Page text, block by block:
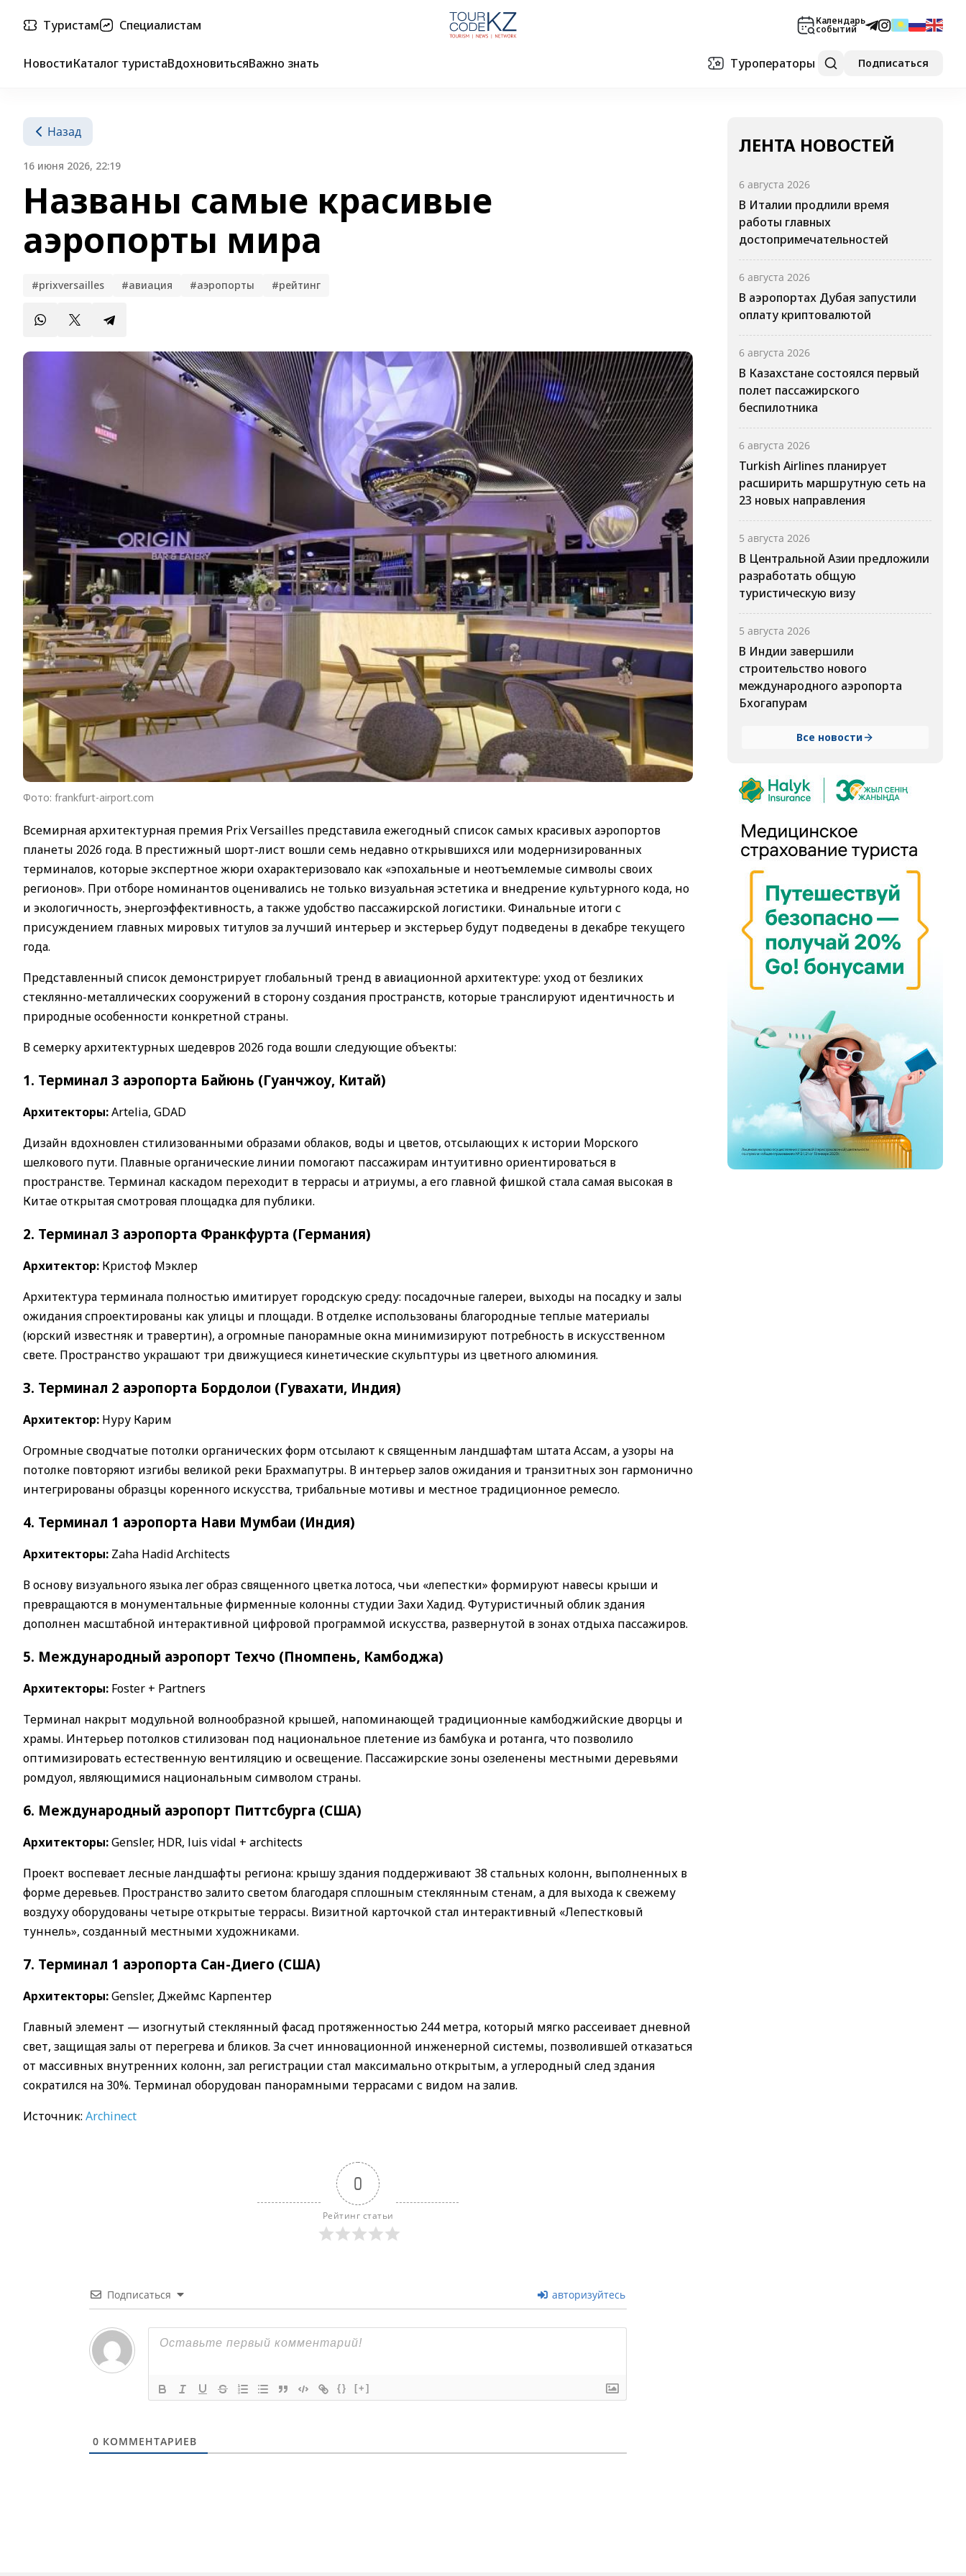
Туристам Специалистам Календарь
событий
НовостиКаталог туристаВдохновитьсяВажно знать Туроператоры Подписаться
Назад
16 июня 2026, 22:19
Названы самые красивые
аэропорты мира
#prixversailles #авиация #аэропорты #рейтинг
Фото: frankfurt-airport.com
Всемирная архитектурная премия Prix Versailles представила ежегодный список самых красивых аэропортов
планеты 2026 года. В престижный шорт-лист вошли семь недавно открывшихся или модернизированных
терминалов, которые экспертное жюри охарактеризовало как «эпохальные и неотъемлемые символы своих
регионов». При отборе номинантов оценивались не только визуальная эстетика и внедрение культурного кода, но
и экологичность, энергоэффективность, а также удобство пассажирской логистики. Финальные итоги с
присуждением главных мировых титулов за лучший интерьер и экстерьер будут подведены в декабре текущего
года.
Представленный список демонстрирует глобальный тренд в авиационной архитектуре: уход от безликих
стеклянно-металлических сооружений в сторону создания пространств, которые транслируют идентичность и
природные особенности конкретной страны.
В семерку архитектурных шедевров 2026 года вошли следующие объекты:
1. Терминал 3 аэропорта Байюнь (Гуанчжоу, Китай)
Архитекторы:Artelia, GDAD
Дизайн вдохновлен стилизованными образами облаков, воды и цветов, отсылающих к истории Морского
шелкового пути. Плавные органические линии помогают пассажирам интуитивно ориентироваться в
пространстве. Терминал каскадом переходит в террасы и атриумы, а его главной фишкой стала самая высокая в
Китае открытая смотровая площадка для публики.
2. Терминал 3 аэропорта Франкфурта (Германия)
Архитектор: Кристоф Мэклер
Архитектура терминала полностью имитирует городскую среду: посадочные галереи, выходы на посадку и залы
ожидания спроектированы как улицы и площади. В отделке использованы благородные теплые материалы
(юрский известняк и травертин), а огромные панорамные окна минимизируют потребность в искусственном
свете. Пространство украшают три движущиеся кинетические скульптуры из цветного алюминия.
3. Терминал 2 аэропорта Бордолои (Гувахати, Индия)
Архитектор: Нуру Карим
Огромные сводчатые потолки органических форм отсылают к священным ландшафтам штата Ассам, а узоры на
потолке повторяют изгибы великой реки Брахмапутры. В интерьер залов ожидания и транзитных зон гармонично
интегрированы образцы коренного искусства, трибальные мотивы и местное традиционное ремесло.
4. Терминал 1 аэропорта Нави Мумбаи (Индия)
Архитекторы: Zaha Hadid Architects
В основу визуального языка лег образ священного цветка лотоса, чьи «лепестки» формируют навесы крыши и
превращаются в монументальные фирменные колонны студии Захи Хадид. Футуристичный облик здания
дополнен масштабной интерактивной цифровой программой искусства, развернутой в зонах отдыха пассажиров.
5. Международный аэропорт Техчо (Пномпень, Камбоджа)
Архитекторы: Foster + Partners
Терминал накрыт модульной волнообразной крышей, напоминающей традиционные камбоджийские дворцы и
храмы. Интерьер потолков стилизован под национальное плетение из бамбука и ротанга, что позволило
оптимизировать естественную вентиляцию и освещение. Пассажирские зоны озеленены местными деревьями
ромдуол, являющимися национальным символом страны.
6. Международный аэропорт Питтсбурга (США)
Архитекторы:Gensler, HDR, luis vidal + architects
Проект воспевает лесные ландшафты региона: крышу здания поддерживают 38 стальных колонн, выполненных в
форме деревьев. Пространство залито светом благодаря сплошным стеклянным стенам, а для выхода к свежему
воздуху оборудованы четыре открытые террасы. Визитной карточкой стал интерактивный «Лепестковый
туннель», созданный местными художниками.
7. Терминал 1 аэропорта Сан-Диего (США)
Архитекторы:Gensler, Джеймс Карпентер
Главный элемент — изогнутый стеклянный фасад протяженностью 244 метра, который мягко рассеивает дневной
свет, защищая залы от перегрева и бликов. За счет инновационной инженерной системы, позволившей отказаться
от массивных внутренних колонн, зал регистрации стал максимально открытым, а углеродный след здания
сократился на 30%. Терминал оборудован панорамными террасами с видом на залив.
Источник: Archinect
0
Рейтинг статьи
Подписаться авторизуйтесь
{} [+]
0 КОММЕНТАРИЕВ
ЛЕНТА НОВОСТЕЙ
6 августа 2026
В Италии продлили время
работы главных
достопримечательностей
6 августа 2026
В аэропортах Дубая запустили
оплату криптовалютой
6 августа 2026
В Казахстане состоялся первый
полет пассажирского
беспилотника
6 августа 2026
Turkish Airlines планирует
расширить маршрутную сеть на
23 новых направления
5 августа 2026
В Центральной Азии предложили
разработать общую
туристическую визу
5 августа 2026
В Индии завершили
строительство нового
международного аэропорта
Бхогапурам
Все новости